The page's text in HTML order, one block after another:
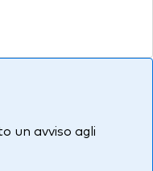
un avviso agli